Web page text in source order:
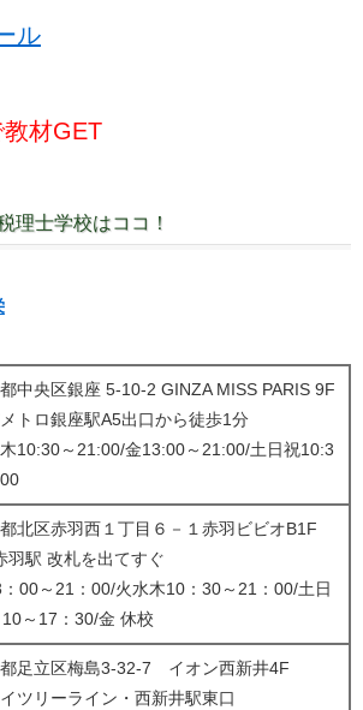
ル
材GET
理士学校はココ！
都中央区銀座 5-10-2 GINZA MISS PARIS 9F
メトロ銀座駅A5出口から徒歩1分
木10:30～21:00/金13:00～21:00/土日祝10:3
都北区赤羽西１丁目６－１赤羽ビビオB1F
羽駅 改札を出てすぐ
：00～21：00/火水木10：30～21：00/土日
～17：30/金 休校
都足立区梅島3-32-7 イオン西新井4F
イツリーライン・西新井駅東口